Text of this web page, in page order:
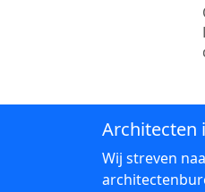
Architecten
Wij streven